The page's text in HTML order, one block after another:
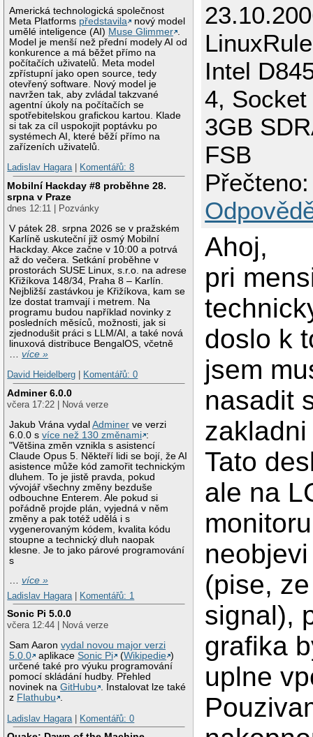
Americká technologická společnost
Meta Platforms představila
nový model
umělé inteligence (AI) Muse Glimmer
Model je menší než přední modely AI od
konkurence a má běžet přímo na
počítačích uživatelů. Meta model
zpřístupní jako open source, tedy
otevřený software. Nový model je
navržen tak, aby zvládal takzvané
agentní úkoly na počítačích se
spotřebitelskou grafickou kartou. Klade
si tak za cíl uspokojit poptávku po
systémech AI, které běží přímo na
zařízeních uživatelů.
Ladislav Hagara| Komentářů: 8
Mobilní Hackday #8 proběhne 28.
srpna v Praze
dnes 12:11 | Pozvánky
V pátek 28. srpna 2026 se v pražském
Karlíně uskuteční již osmý Mobilní
Hackday. Akce začne v 10:00 a potrvá
až do večera. Setkání proběhne v
prostorách SUSE Linux, s.r.o. na adrese
Křižíkova 148/34, Praha 8 – Karlín.
Nejbližší zastávkou je Křižíkova, kam se
lze dostat tramvají i metrem. Na
programu budou například novinky z
posledních měsíců, možnosti, jak si
zjednodušit práci s LLM/AI, a také nová
linuxová distribuce BengalOS, včetně
…více »
David Heidelberg
Komentářů: 0
Adminer 6.0.0
včera 17:22 | Nová verze
Jakub Vrána vydalAdminer ve verzi
6.0.0 svíce než 130 změnami :
"Většina změn vznikla s asistencí
Claude Opus 5. Někteří lidi se bojí, že AI
asistence může kód zamořit technickým
dluhem. To je jistě pravda, pokud
vývojář všechny změny bezduše
odbouchne Enterem. Ale pokud si
pořádně projde plán, vyjedná v něm
změny a pak totéž udělá i s
vygenerovaným kódem, kvalita kódu
stoupne a technický dluh naopak
klesne. Je to jako párové programování
s
…více »
Ladislav Hagara
Komentářů: 1
Sonic Pi 5.0.0
včera 12:44 | Nová verze
Sam Aaronvydal novou major verzi
5.0.0
aplikaceSonic Pi (Wikipedie )
určené také pro výuku programování
pomocí skládání hudby. Přehled
novinek naGitHubu . Instalovat lze také
z Flathubu .
Ladislav Hagara | Komentářů: 0
Intel
4, Socket
3GB
FSB
Ahoj,
pri
doslo k
jsem
nasadit
Tato
ale na
(pise,
signal),
grafika
uplne